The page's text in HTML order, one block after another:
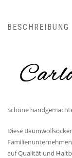
BESCHREIBUNG
Schöne
Diese
auf Qualität und